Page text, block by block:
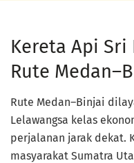
Kereta Api Sri
Rute
Rute Medan–Binjai
Lelawangsa kelas
perjalanan jarak dekat.
masyarakat Sumatra